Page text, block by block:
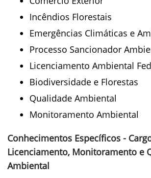
Incêndios Florestais
Emergências Climáticas e
Processo Sancionador
Licenciamento Ambiental
Biodiversidade e Florestas
Qualidade Ambiental
Monitoramento Ambiental
Conhecimentos Específicos -
Licenciamento, Monitoramento e
Ambiental